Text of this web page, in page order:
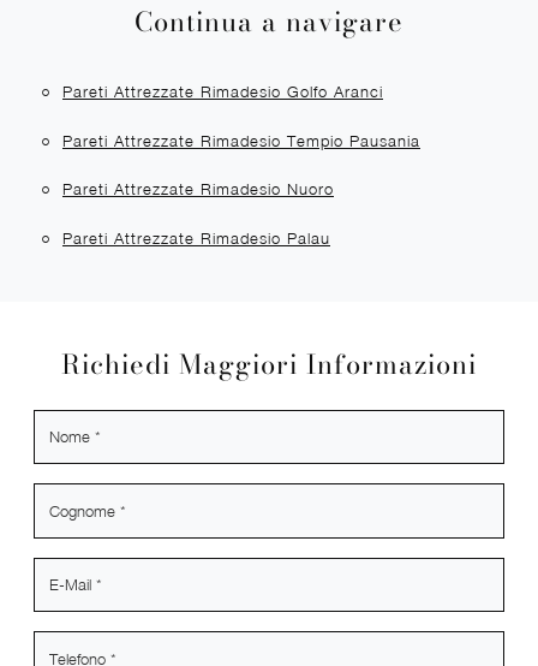
Continua a navigare
Pareti Attrezzate Rimadesio Golfo Aranci
Pareti Attrezzate Rimadesio Tempio Pausania
Pareti Attrezzate Rimadesio Nuoro
Pareti Attrezzate Rimadesio Palau
Richiedi Maggiori Informazioni